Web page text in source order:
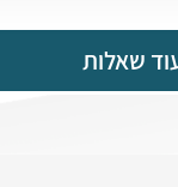
שאלות